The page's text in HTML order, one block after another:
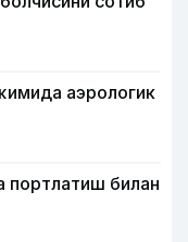
аэрологик
билан